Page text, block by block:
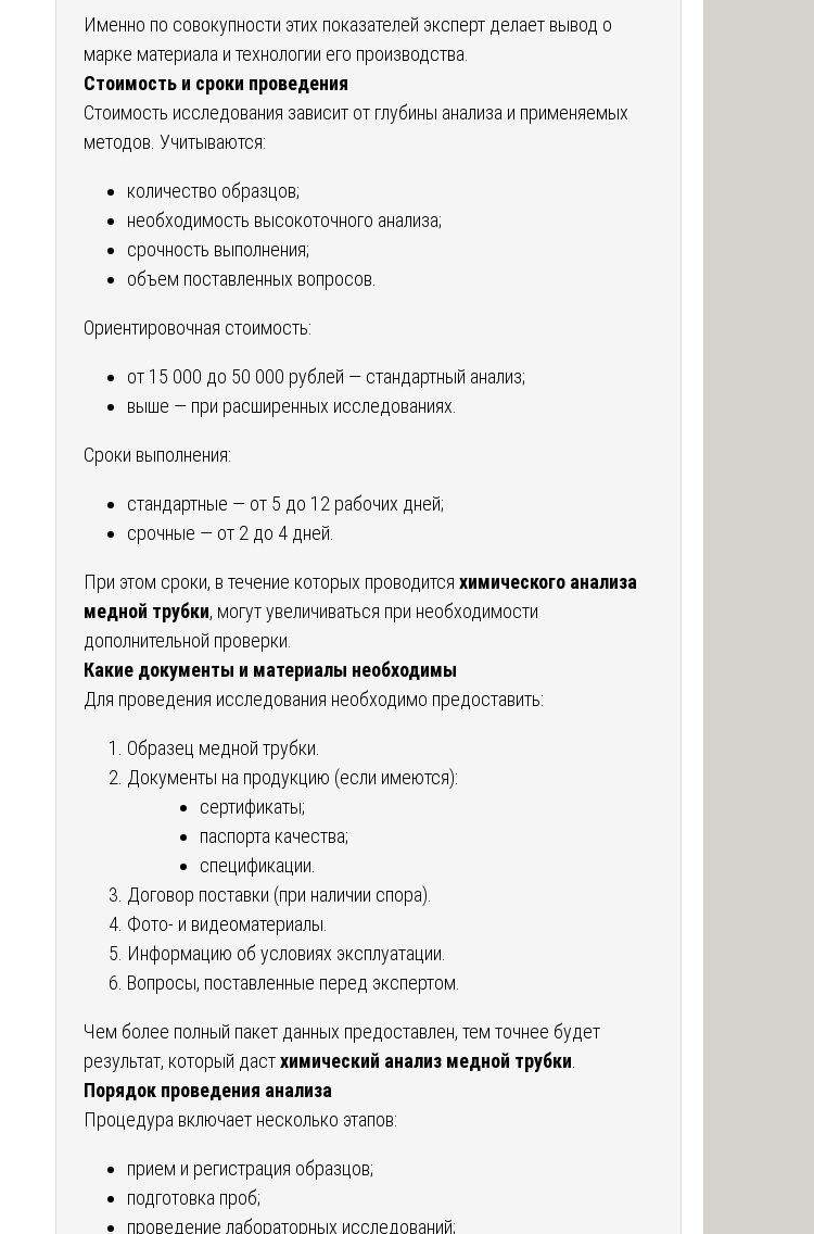
Именно по совокупности этих показателей эксперт делает вывод о
марке материала и технологии его производства.
Стоимость и сроки проведения
Стоимость исследования зависит от глубины анализа и применяемых
методов. Учитываются:
количество образцов;
необходимость высокоточного анализа;
срочность выполнения;
объем поставленных вопросов.
Ориентировочная стоимость:
от 15 000 до 50 000 рублей — стандартный анализ;
выше — при расширенных исследованиях.
Сроки выполнения:
стандартные — от 5 до 12 рабочих дней;
срочные — от 2 до 4 дней.
При этом сроки, в течение которых проводитсяхимического анализа
медной трубки, могут увеличиваться при необходимости
дополнительной проверки.
Какие документы и материалы необходимы
Для проведения исследования необходимо предоставить:
Образец медной трубки.
Документы на продукцию (если имеются):
сертификаты;
паспорта качества;
спецификации.
Договор поставки (при наличии спора).
Фото- и видеоматериалы.
Информацию об условиях эксплуатации.
Вопросы, поставленные перед экспертом.
Чем более полный пакет данных предоставлен, тем точнее будет
результат, который дастхимический анализ медной трубки
Порядок проведения анализа
Процедура включает несколько этапов:
прием и регистрация образцов;
подготовка проб;
проведение лабораторных исследований;